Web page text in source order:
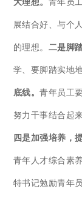
大理想。 青年员
展结合好、与个
的理想。 二是脚
学、要脚踏实地
底线。青年员工
努力干事结合起
四是加强培养，
青年人才综合素
特书记勉励青年